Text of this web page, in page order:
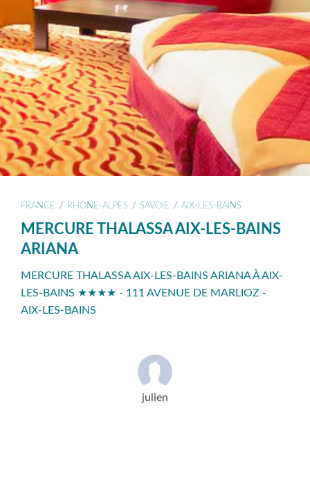
FRANCE / RHONE-ALPES / SAVOIE / AIX-LES-BAINS
MERCURE THALASSA AIX-LES-BAINS
ARIANA
MERCURE THALASSA AIX-LES-BAINS ARIANA À AIX-
LES-BAINS ★★★★ - 111 AVENUE DE MARLIOZ -
AIX-LES-BAINS
julien